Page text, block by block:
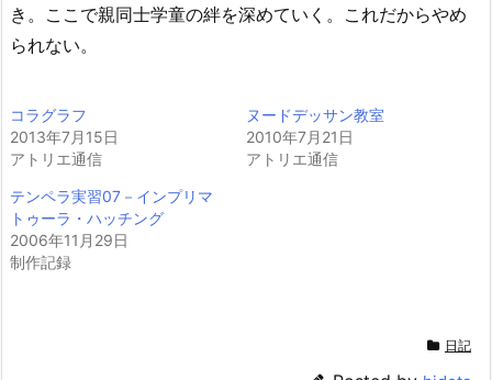
き。ここで親同士学童の絆を深めていく。これだからやめ
られない。
コラグラフ
2013年7月15日
アトリエ通信
ヌードデッサン教室
2010年7月21日
アトリエ通信
テンペラ実習07－インプリマ
トゥーラ・ハッチング
2006年11月29日
制作記録
日記